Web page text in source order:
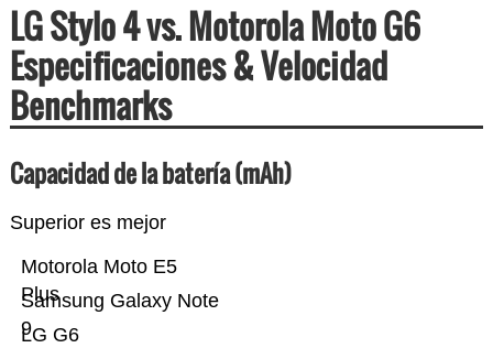
LG Stylo 4 vs. Motorola Moto G6
Especificaciones & Velocidad
Benchmarks
Capacidad de la batería (mAh)
Superior es mejor
LG G6
Samsung Galaxy Note
9
Motorola Moto E5
Plus